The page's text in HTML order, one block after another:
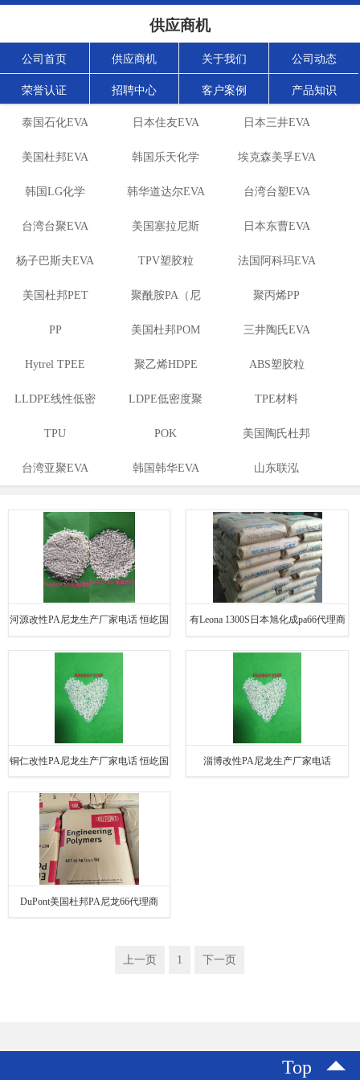
供应商机
公司首页 供应商机 关于我们 公司动态
荣誉认证 招聘中心 客户案例 产品知识
泰国石化EVA 日本住友EVA 日本三井EVA
美国杜邦EVA 韩国乐天化学
EVA
埃克森美孚EVA
韩国LG化学
EVA
韩华道达尔EVA 台湾台塑EVA
台湾台聚EVA 美国塞拉尼斯
EVA
日本东曹EVA
杨子巴斯夫EVA TPV塑胶粒 法国阿科玛EVA
美国杜邦PET 聚酰胺PA（尼
龙）系列：
聚丙烯PP
PP 美国杜邦POM 三井陶氏EVA
Hytrel TPEE 聚乙烯HDPE ABS塑胶粒
LLDPE线性低密
度聚乙烯
LDPE低密度聚
乙烯
TPE材料
TPU POK 美国陶氏杜邦
EVA
台湾亚聚EVA 韩国韩华EVA 山东联泓
河源改性PA尼龙生产厂家电话 恒屹国
际
有Leona 1300S日本旭化成pa66代理商
铜仁改性PA尼龙生产厂家电话 恒屹国
际
淄博改性PA尼龙生产厂家电话
DuPont美国杜邦PA尼龙66代理商
上一页 1 下一页
Top